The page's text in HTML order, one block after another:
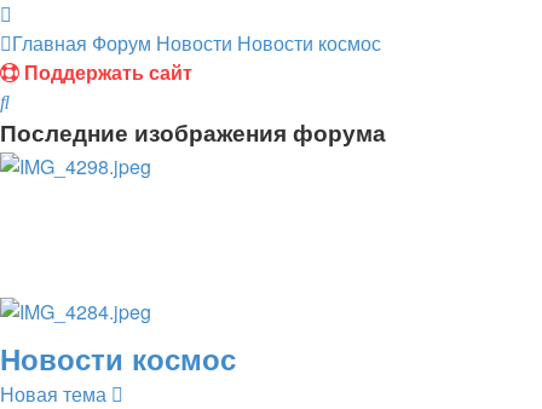
Главная Форум Новости Новости космос
Поддержать сайт
Поиск
Последние изображения форума
Новости космос
Новая тема